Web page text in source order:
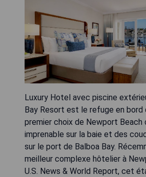
Luxury Hotel avec piscine
Bay Resort est le refuge en bord
premier choix de Newport Beach
imprenable sur la baie et des
sur le port de Balboa Bay.
meilleur complexe hôtelier à
U.S. News & World Report, cet